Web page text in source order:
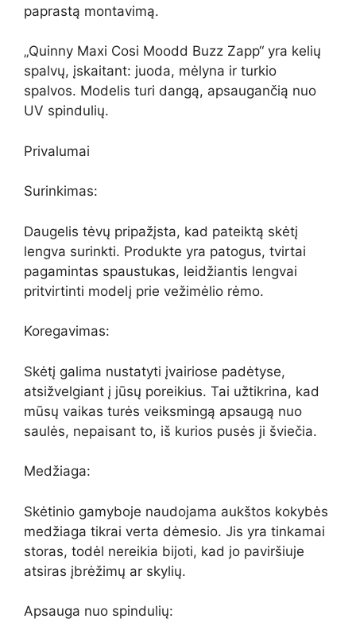
paprastą montavimą.
„Quinny Maxi Cosi Moodd Buzz Zapp“ yra kelių
spalvų, įskaitant: juoda, mėlyna ir turkio
spalvos. Modelis turi dangą, apsaugančią nuo
UV spindulių.
Privalumai
Surinkimas:
Daugelis tėvų pripažįsta, kad pateiktą skėtį
lengva surinkti. Produkte yra patogus, tvirtai
pagamintas spaustukas, leidžiantis lengvai
pritvirtinti modelį prie vežimėlio rėmo.
Koregavimas:
Skėtį galima nustatyti įvairiose padėtyse,
atsižvelgiant į jūsų poreikius. Tai užtikrina, kad
mūsų vaikas turės veiksmingą apsaugą nuo
saulės, nepaisant to, iš kurios pusės ji šviečia.
Medžiaga:
Skėtinio gamyboje naudojama aukštos kokybės
medžiaga tikrai verta dėmesio. Jis yra tinkamai
storas, todėl nereikia bijoti, kad jo paviršiuje
atsiras įbrėžimų ar skylių.
Apsauga nuo spindulių: